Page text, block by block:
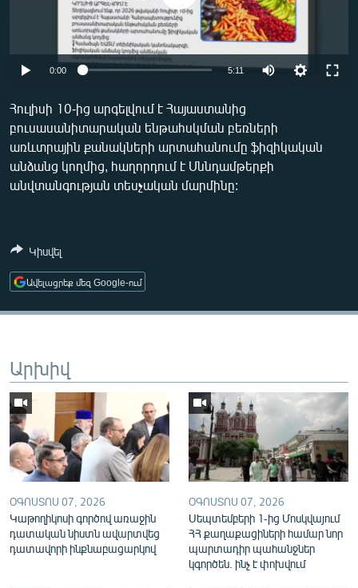
ՄՇԱԿՈՒՅԹ
ՄԵԿՆԱԲԱՆՈՒԹՅՈՒՆ
ՏՏ ԵՒ ԻՆՏԵՐՆԵՏ
ԿՈՐՈՆԱՎԻՐՈՒՍ
ԱՐԽԻՎ
ՏԵՍԱՆՅՈՒԹԵՐ
ՁԳՏԵԼՈՎ ԼԱՎԱԳՈՒՅՆԻՆ
ՓՈԴՔԱՍԹ
Հայերեն
Русский
ՀԵՏԵՎԵՔ ՄԵԶ
«Ազատության» բոլոր կայքերը
Auto 240p 360p 480p
0:00 5:11 Auto
360p
480p
Հուլիսի 10-ից արգելվում է Հայաստանից
բուսասանիտարական ենթահսկման բեռների
առևտրային քանակների արտահանումը ֆիզիկական
անձանց կողմից, հաղորդում է Սննդամթերքի
անվտանգության տեսչական մարմինը:
Կիսվել
Ավելացրեք մեզ Google-ում
Արխիվ
ՕԳՈՍՏՈՍ 07, 2026
Կաթողիկոսի գործով առաջին
դատական նիստն ավարտվեց
դատավորի ինքնաբացարկով
ՕԳՈՍՏՈՍ 07, 2026
Սեպտեմբերի 1-ից Մոսկվայում
ՀՀ քաղաքացիների համար նոր
պարտադիր պահանջներ
կգործեն. ինչ է փոխվում